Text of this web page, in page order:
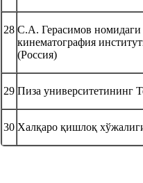
28 С.А. Герасимов номидаги
кинематография
(Россия)
29 Пиза университетининг
30 Халқаро қишлоқ